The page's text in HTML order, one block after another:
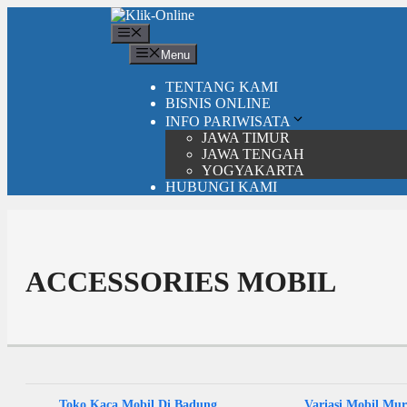
Menu
TENTANG KAMI
BISNIS ONLINE
INFO PARIWISATA
JAWA TIMUR
JAWA TENGAH
YOGYAKARTA
HUBUNGI KAMI
ACCESSORIES MOBIL